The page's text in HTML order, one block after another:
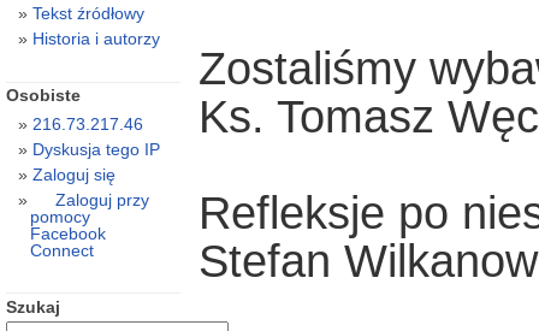
Zostaliśmy
Ks. Tomasz
Refleksje po
Stefan
Tekst źródłowy
Historia i autorzy
Osobiste
216.73.217.46
Dyskusja tego IP
Zaloguj się
Zaloguj przy
pomocy
Facebook
Connect
Szukaj